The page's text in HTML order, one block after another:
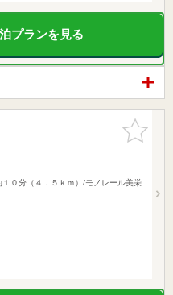
プランを見る
お気に入
りに追加
０分（４．５ｋｍ）/モノレール美栄